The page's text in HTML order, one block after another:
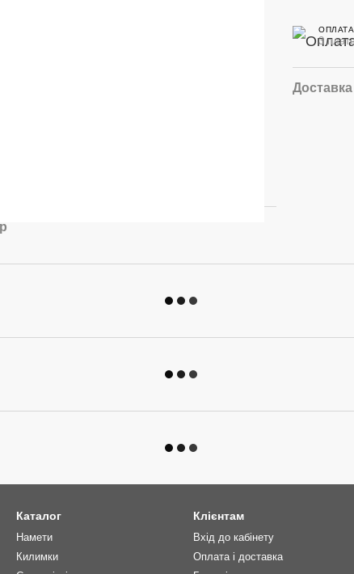
3
Доставка
Каталог
Намети
Килимки
Клієнтам
Вхід до кабінету
Оплата і доставка